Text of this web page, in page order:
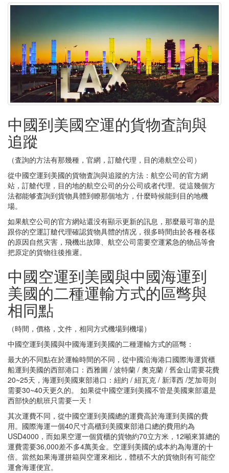
中國到美國空運的貨物査詢與
追蹤
（査詢的方法有那幾種，官網，訂艙代理，目的港航空公司）
從中國空運到美國的貨物査詢與追蹤的方法：航空公司的官方網
站，訂艙代理，目的地的航空公司的分公司或者代理。從這幾個方
法都能够査詢到貨物具體到瞭那個地方，什麼時候能到目的地機
場。
如果航空公司的官方網站還没有顯示更新的訊息，那麼最可靠的是
跟你的空運訂艙代理確認貨物具體的情况，很多時間由於各種各樣
的原因自然灾害，飛機出故障、航空公司需要空運紧急的物品等會
把原定的貨物往後推遲。
中國空運到美國與中國海運到
美國的二種運輸方式的區彆與
相同點
（時間，價格，文件，相同方式機場到機場）
中國空運到美國與中國海運到美國的二種運輸方式的區彆：
最大的不同點在於運輸時間的不同，從中國沿海港口國際海運貨櫃
船運到美國的西部港口：西雅圖 / 波特蘭 / 奧克蘭 / 舊金山需要花費
20~25天，海運到美國東部港口：紐約 / 紐瓦克 / 新澤西 /芝加哥則
需要30~40天更久的。 如果從中國空運到美國不管是美國東部還是
西部快的航班只需要一天！
其次運費不同，從中國空運到美國總的運費高於海運到美國的費
用。國際海運一個40尺寸高櫃到美國東部港口總的費用約為
USD4000，而如果空運一個貨櫃的貨物約70立方米，12噸來算總的
運費需要36,000差不多4萬美金。空運到美國的成本約為海運的十
倍。當然如果海運拼箱與空運來相比，體積不大的貨物則有可能空
運會海運便宜。